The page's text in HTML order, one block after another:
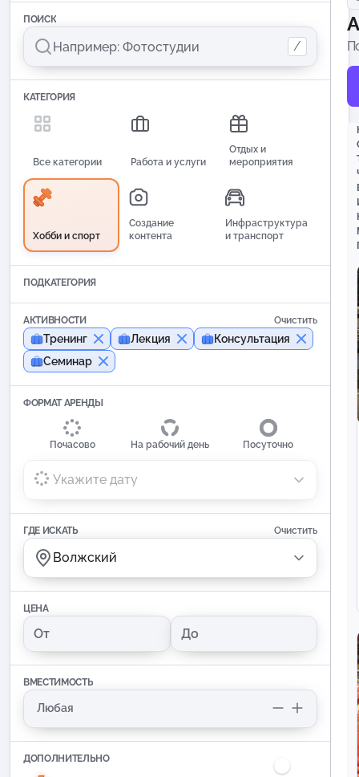
ПОИСК
/
КАТЕГОРИЯ
Все категории Работа и услуги
Отдых и
мероприятия
Хобби и спорт
Создание
контента
Инфраструктура
и транспорт
ПОДКАТЕГОРИЯ
АКТИВНОСТИ Очистить
Тренинг Лекция
Консультация
Семинар
ФОРМАТ АРЕНДЫ
Почасово На рабочий день Посуточно
Укажите дату
ГДЕ ИСКАТЬ Очистить
Волжский
ЦЕНА
ВМЕСТИМОСТЬ
ДОПОЛНИТЕЛЬНО